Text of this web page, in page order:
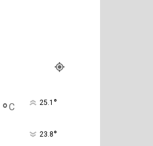
°C 25.1 °
23.8°